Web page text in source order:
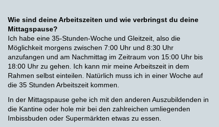
Wie sind deine Arbeitszeiten und wie verbringst du deine
Mittagspause?
Ich habe eine 35-Stunden-Woche und Gleitzeit, also die
Möglichkeit morgens zwischen 7:00 Uhr und 8:30 Uhr
anzufangen und am Nachmittag im Zeitraum von 15:00 Uhr bis
18:00 Uhr zu gehen. Ich kann mir meine Arbeitszeit in dem
Rahmen selbst einteilen. Natürlich muss ich in einer Woche auf
die 35 Stunden Arbeitszeit kommen.
In der Mittagspause gehe ich mit den anderen Auszubildenden in
die Kantine oder hole mir bei den zahlreichen umliegenden
Imbissbuden oder Supermärkten etwas zu essen.